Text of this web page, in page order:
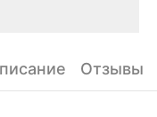
Отзывы